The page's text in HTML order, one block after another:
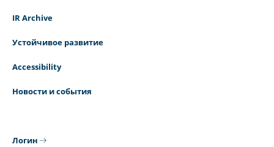
IR Archive
Устойчивое развитие
Accessibility
Новости и события
Логин